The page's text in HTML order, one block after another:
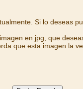
Si lo deseas
en jpg, que
que esta imagen la